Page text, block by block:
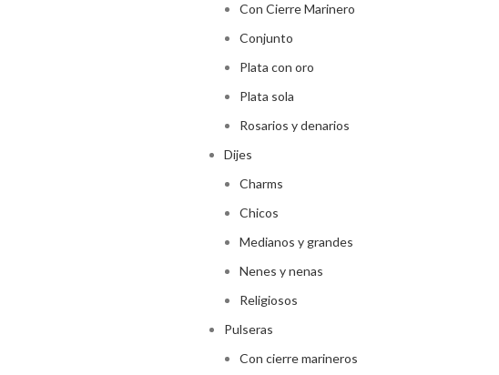
Con Cierre Marinero
Conjunto
Plata con oro
Plata sola
Rosarios y denarios
Dijes
Charms
Chicos
Medianos y grandes
Nenes y nenas
Religiosos
Pulseras
Con cierre marineros